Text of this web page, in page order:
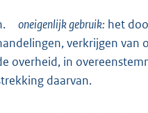
oneigenlijk gebruik: het
verkrijgen van
overheid, in
daarvan.